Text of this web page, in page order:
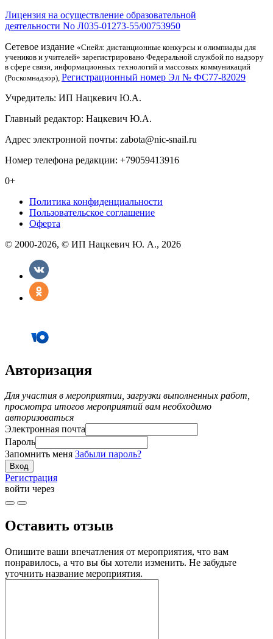
Лицензия на осуществление образовательной
деятельности No Л035-01273-55/00753950
Сетевое издание «Снейл: дистанционные конкурсы и олимпиады для
учеников и учителей» зарегистрировано Федеральной службой по надзору
в сфере связи, информационных технологий и массовых коммуникаций
(Роскомнадзор), Регистрационный номер Эл № ФС77-82029
Учредитель: ИП Нацкевич Ю.А.
Главный редактор: Нацкевич Ю.А.
Адрес электронной почты: zabota@nic-snail.ru
Номер телефона редакции: +79059413916
0+
Политика конфиденциальности
Пользовательское соглашение
Оферта
© 2000-2026, © ИП Нацкевич Ю. А., 2026
Авторизация
Для участия в мероприятии, загрузки выполненных работ,
просмотра итогов мероприятий вам необходимо
авторизоваться
Электронная почта
Пароль
Запомнить меня Забыли пароль?
Регистрация
войти через
Оставить отзыв
Опишите ваши впечатления от мероприятия, что вам
понравилось, а что вы бы хотели изменить. Не забудьте
уточнить название мероприятия.